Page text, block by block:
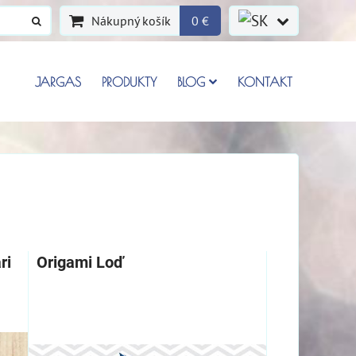
Nákupný košík 0 €
JARGAS PRODUKTY BLOG KONTAKT
Origami Loď